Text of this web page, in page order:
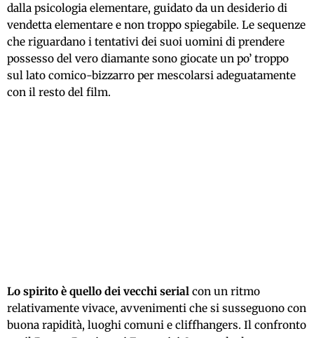
dalla psicologia elementare, guidato da un desiderio di
vendetta elementare e non troppo spiegabile. Le sequenze
che riguardano i tentativi dei suoi uomini di prendere
possesso del vero diamante sono giocate un po’ troppo
sul lato comico-bizzarro per mescolarsi adeguatamente
con il resto del film.
Lo spirito è quello dei vecchi serial con un ritmo
relativamente vivace, avvenimenti che si susseguono con
buona rapidità, luoghi comuni e cliffhangers. Il confronto